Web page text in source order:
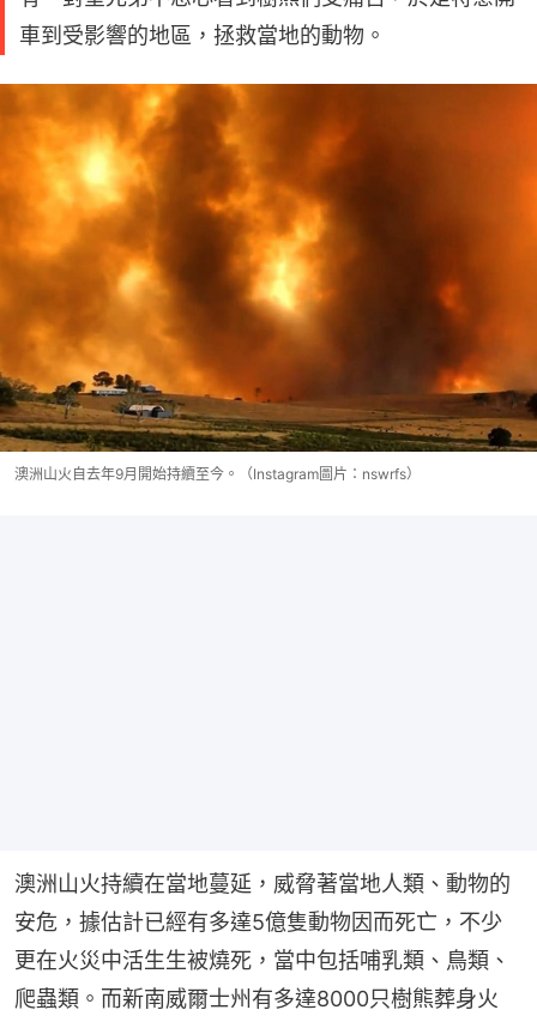
車到受影響的地區，拯救當地的動物。
澳洲山火自去年9月開始持續至今。（Instagram圖片：nswrfs）
澳洲山火持續在當地蔓延，威脅著當地人類、動物的
安危，據估計已經有多達5億隻動物因而死亡，不少
更在火災中活生生被燒死，當中包括哺乳類、鳥類、
爬蟲類。而新南威爾士州有多達8000只樹熊葬身火